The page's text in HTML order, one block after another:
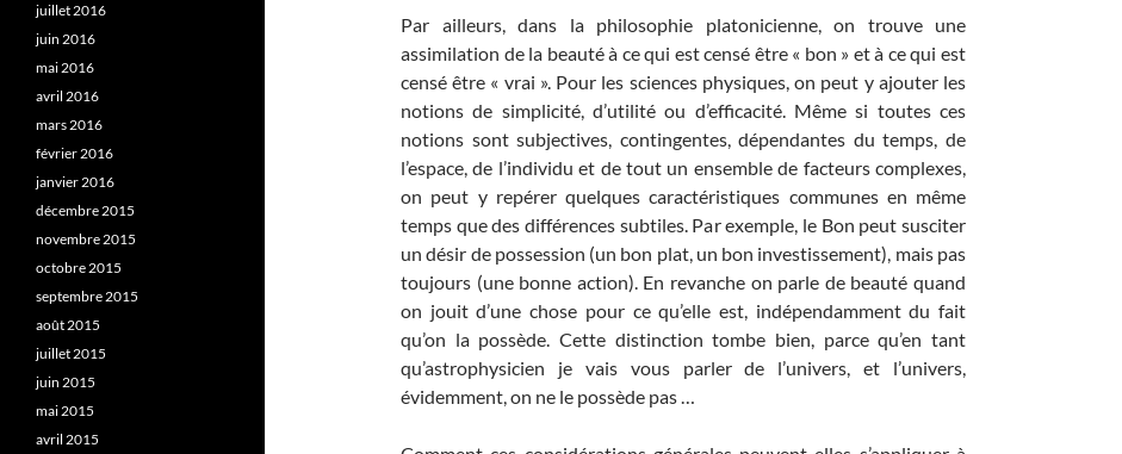
Par ailleurs, dans la philosophie platonicienne, on trouve une
assimilation de la beauté à ce qui est censé être « bon » et à ce qui est
censé être « vrai ». Pour les sciences physiques, on peut y ajouter les
notions de simplicité, d’utilité ou d’efficacité. Même si toutes ces
notions sont subjectives, contingentes, dépendantes du temps, de
l’espace, de l’individu et de tout un ensemble de facteurs complexes,
on peut y repérer quelques caractéristiques communes en même
temps que des différences subtiles. Par exemple, le Bon peut susciter
un désir de possession (un bon plat, un bon investissement), mais pas
toujours (une bonne action). En revanche on parle de beauté quand
on jouit d’une chose pour ce qu’elle est, indépendamment du fait
qu’on la possède. Cette distinction tombe bien, parce qu’en tant
qu’astrophysicien je vais vous parler de l’univers, et l’univers,
évidemment, on ne le possède pas …
juillet 2016
juin 2016
mai 2016
avril 2016
mars 2016
février 2016
janvier 2016
décembre 2015
novembre 2015
octobre 2015
septembre 2015
août 2015
juillet 2015
juin 2015
mai 2015
avril 2015